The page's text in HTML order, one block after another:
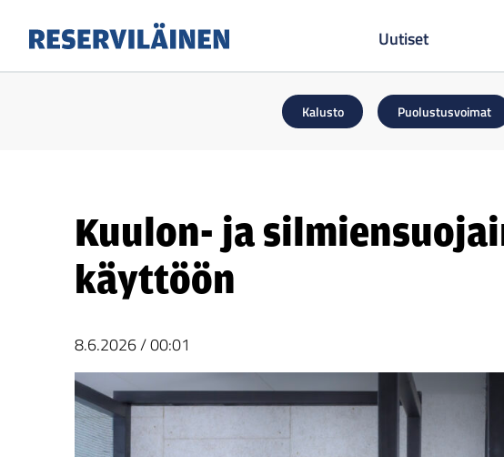
Uutiset
Kalusto Puolustusvoimat
Kuulon- ja
käyttöön
8.6.2026/00:01